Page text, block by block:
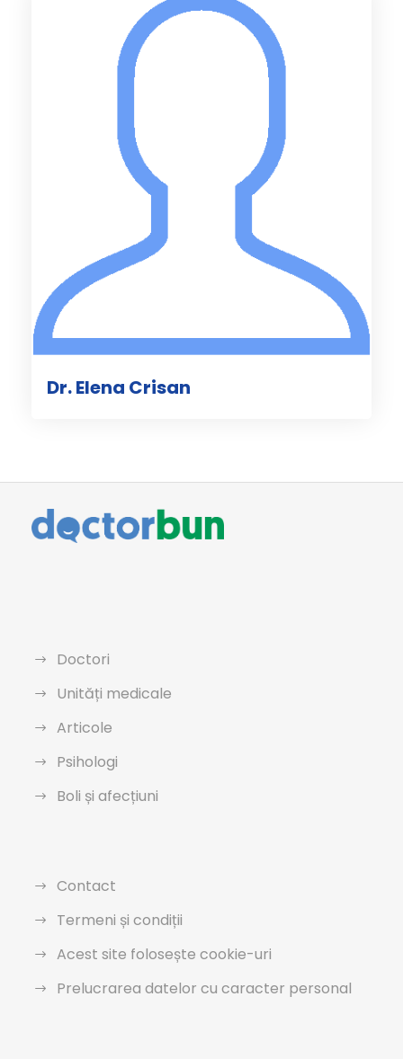
Dr. Elena Crisan
Doctori
Unități medicale
Articole
Psihologi
Boli și afecțiuni
Contact
Termeni și condiții
Acest site folosește cookie-uri
Prelucrarea datelor cu caracter personal